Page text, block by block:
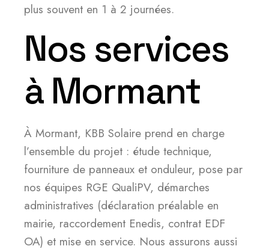
plus souvent en 1 à 2 journées.
Nos services
à Mormant
À Mormant, KBB Solaire prend en charge
l’ensemble du projet : étude technique,
fourniture de panneaux et onduleur, pose par
nos équipes RGE QualiPV, démarches
administratives (déclaration préalable en
mairie, raccordement Enedis, contrat EDF
OA) et mise en service. Nous assurons aussi